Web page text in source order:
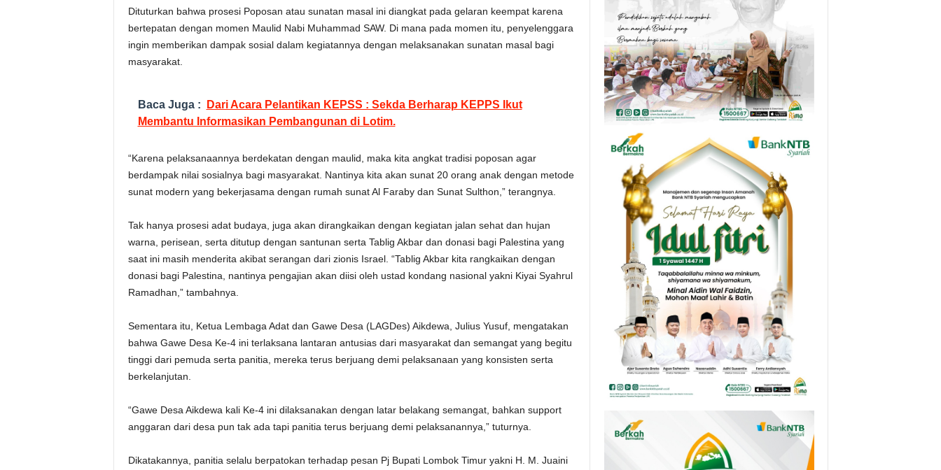
Dituturkan bahwa prosesi Poposan atau sunatan masal ini diangkat pada gelaran keempat karena
bertepatan dengan momen Maulid Nabi Muhammad SAW. Di mana pada momen itu, penyelenggara
ingin memberikan dampak sosial dalam kegiatannya dengan melaksanakan sunatan masal bagi
masyarakat.
Baca Juga :
Dari Acara Pelantikan KEPSS : Sekda Berharap KEPPS Ikut
Membantu Informasikan Pembangunan di Lotim.
“Karena pelaksanaannya berdekatan dengan maulid, maka kita angkat tradisi poposan agar
berdampak nilai sosialnya bagi masyarakat. Nantinya kita akan sunat 20 orang anak dengan metode
sunat modern yang bekerjasama dengan rumah sunat Al Faraby dan Sunat Sulthon,” terangnya.
Tak hanya prosesi adat budaya, juga akan dirangkaikan dengan kegiatan jalan sehat dan hujan
warna, perisean, serta ditutup dengan santunan serta Tablig Akbar dan donasi bagi Palestina yang
saat ini masih menderita akibat serangan dari zionis Israel. “Tablig Akbar kita rangkaikan dengan
donasi bagi Palestina, nantinya pengajian akan diisi oleh ustad kondang nasional yakni Kiyai Syahrul
Ramadhan,” tambahnya.
Sementara itu, Ketua Lembaga Adat dan Gawe Desa (LAGDes) Aikdewa, Julius Yusuf, mengatakan
bahwa Gawe Desa Ke-4 ini terlaksana lantaran antusias dari masyarakat dan semangat yang begitu
tinggi dari pemuda serta panitia, mereka terus berjuang demi pelaksanaan yang konsisten serta
berkelanjutan.
“Gawe Desa Aikdewa kali Ke-4 ini dilaksanakan dengan latar belakang semangat, bahkan support
anggaran dari desa pun tak ada tapi panitia terus berjuang demi pelaksanannya,” tuturnya.
Dikatakannya, panitia selalu berpatokan terhadap pesan Pj Bupati Lombok Timur yakni H. M. Juaini